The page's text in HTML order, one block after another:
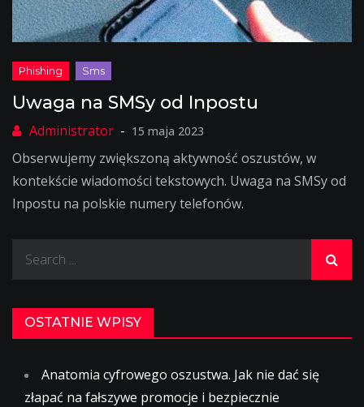
Uwaga na SMSy od Inpostu
15 maja 2023
Obserwujemy zwiększoną aktywność oszustów, w
kontekście wiadomości tekstowych. Uwaga na SMSy od
Inpostu na polskie numery telefonów.
OSTATNIE WPISY
Anatomia cyfrowego oszustwa. Jak nie dać się
złapać na fałszywe promocje i bezpiecznie